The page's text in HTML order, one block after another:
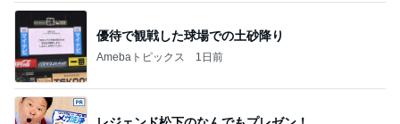
優待で観戦した球場での土砂降り
Amebaトピックス 1日前